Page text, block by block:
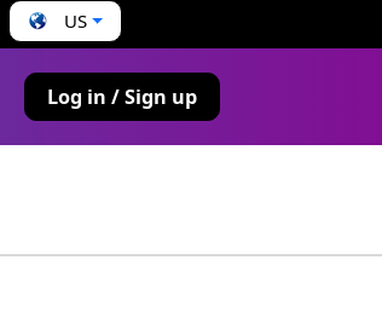
US
Log in / Sign up